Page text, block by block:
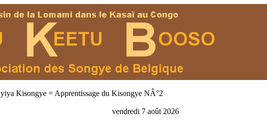
Kisongye = Apprentissage du Kisongye NÂ°2
vendredi 7 août 2026